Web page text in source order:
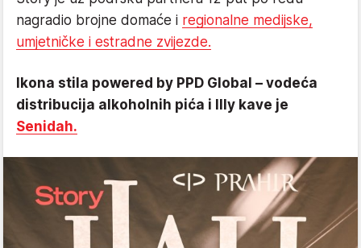
nagradio brojne domaće i regionalne medijske,
umjetničke i estradne zvijezde.
Ikona stila powered by PPD Global – vodeća
distribucija alkoholnih pića i Illy kave je
Senidah.